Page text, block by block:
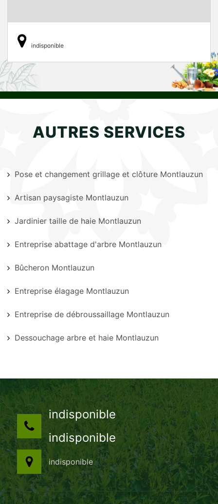
indisponible
AUTRES SERVICES
Pose et changement grillage et clôture Montlauzun
Artisan paysagiste Montlauzun
Jardinier taille de haie Montlauzun
Entreprise abattage d'arbre Montlauzun
Bûcheron Montlauzun
Entreprise élagage Montlauzun
Entreprise de débroussaillage Montlauzun
Dessouchage arbre et haie Montlauzun
indisponible
indisponible
indisponible